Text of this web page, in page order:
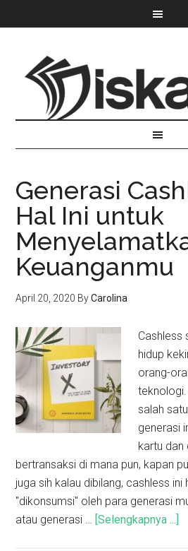
Generasi
Hal Ini untuk
Keuanganmu
April 20, 2020 ByCarolina
Cashless
hidup
orang-
salah
generasi
kartu dan
bertransaksi di mana pun, kapan
juga sih kalau dibilang, cashless ini
"dikonsumsi" oleh para generasi
atau generasi … [Selengkapnya ...]